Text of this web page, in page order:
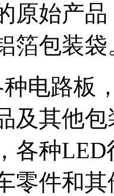
原始产
箔包装
种电路
及其他
各种
零件和